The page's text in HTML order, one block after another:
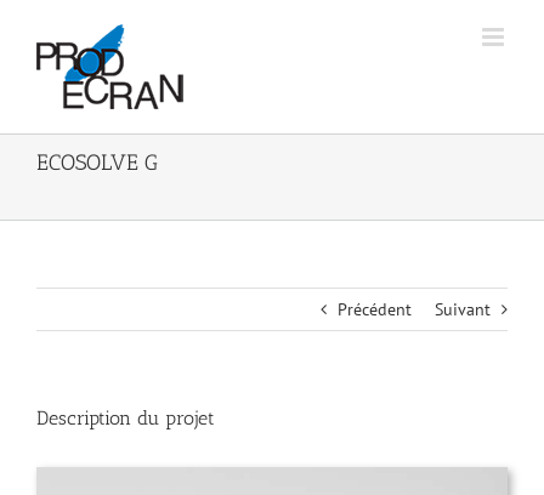
contenu
ECOSOLVE G
Précédent Suivant
Description du projet